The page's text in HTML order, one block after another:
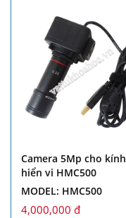
Camera 5Mp cho kính
hiển vi HMC500
MODEL: HMC500
4,000,000 đ